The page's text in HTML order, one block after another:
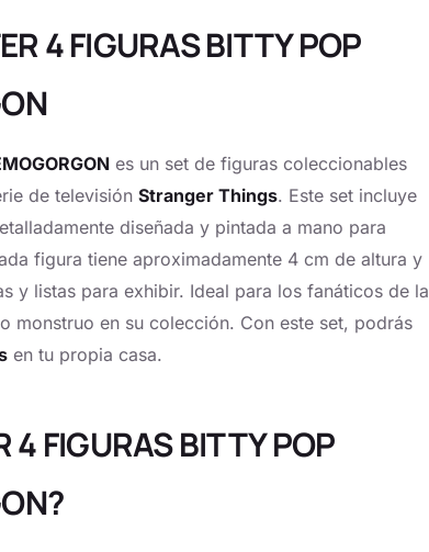
4 FIGURAS BITTY POP
es un set de figuras coleccionables
de televisión Stranger Things. Este set incluye
diseñada y pintada a mano para
figura tiene aproximadamente 4 cm de altura y
y listas para exhibir. Ideal para los fanáticos de la
monstruo en su colección. Con este set, podrás
en tu propia casa.
FIGURAS BITTY POP